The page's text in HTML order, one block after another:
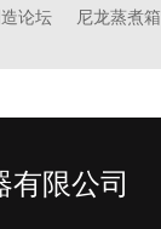
论坛 尼龙蒸煮箱
有限公司